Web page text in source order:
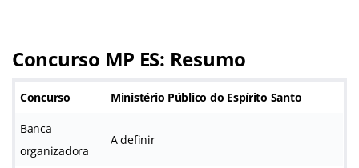
Concurso MP ES: Resumo
Concurso Ministério Público do Espírito Santo
Banca
organizadora
A definir